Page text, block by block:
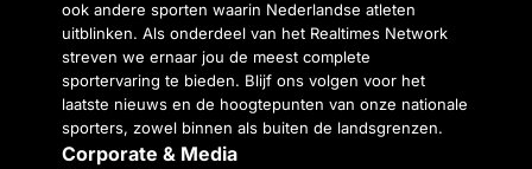
ook andere sporten waarin Nederlandse atleten
uitblinken. Als onderdeel van het Realtimes Network
streven we ernaar jou de meest complete
sportervaring te bieden. Blijf ons volgen voor het
laatste nieuws en de hoogtepunten van onze nationale
sporters, zowel binnen als buiten de landsgrenzen.
Corporate & Media